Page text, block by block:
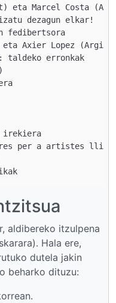
eta Marcel Costa
dezagun elkar!
fedibertsora
Axier Lopez (Argia)
taldeko erronkak
irekiera
per a artistes
aldibereko itzulpena
Hala ere,
dutela jakin
beharko dituzu: